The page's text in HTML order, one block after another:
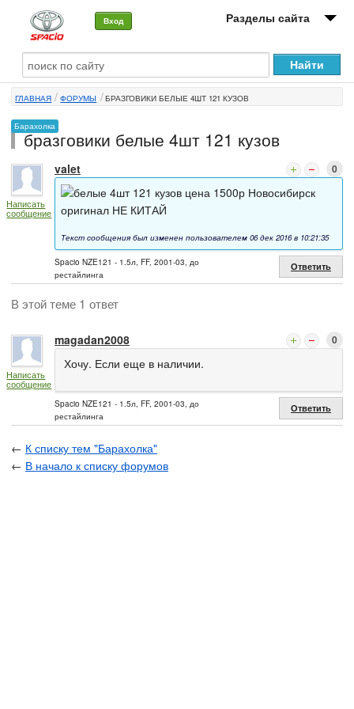
Вход Разделы сайта
О машине
Автоклуб
Форумы
Сервисы и услуги
Новости
ГЛАВНАЯ ФОРУМЫ БРАЗГОВИКИ БЕЛЫЕ 4ШТ 121 КУЗОВ
Барахолка
бразговики белые 4шт 121 кузов
Написать
сообщение
valet 0
белые 4шт 121 кузов цена 1500р Новосибирск
оригинал НЕ КИТАЙ
Текст сообщения был изменен пользователем 06 дек 2016 в 10:21:35
Spacio NZE121 - 1.5л, FF, 2001-03, до
рестайлинга
Ответить
В этой теме 1 ответ
Написать
сообщение
magadan2008 0
Хочу. Если еще в наличии.
Spacio NZE121 - 1.5л, FF, 2001-03, до
рестайлинга
Ответить
← К списку тем "Барахолка"
← В начало к списку форумов